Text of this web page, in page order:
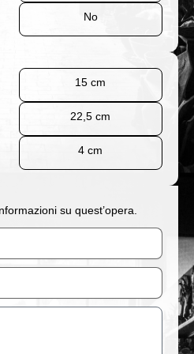
No
15 cm
22,5 cm
4 cm
su quest’opera.